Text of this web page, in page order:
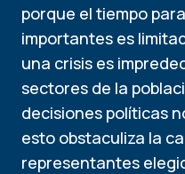
porque el tiempo
importantes es
una crisis es
sectores de la
decisiones políticas
esto obstaculiza la
representantes